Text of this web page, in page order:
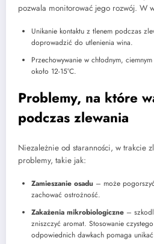
pozwala monitorować jego rozwój. W
Unikanie kontaktu z tlenem podczas
doprowadzić do utlenienia wina.
Przechowywanie w chłodnym,
około 12-15°C.
Problemy, na które
podczas zlewania
Niezależnie od staranności, w trakcie
problemy, takie jak:
Zamieszanie osadu – może
zachować ostrożność.
Zakażenia mikrobiologiczne –
zniszczyć aromat. Stosowanie
odpowiednich dawkach pomaga